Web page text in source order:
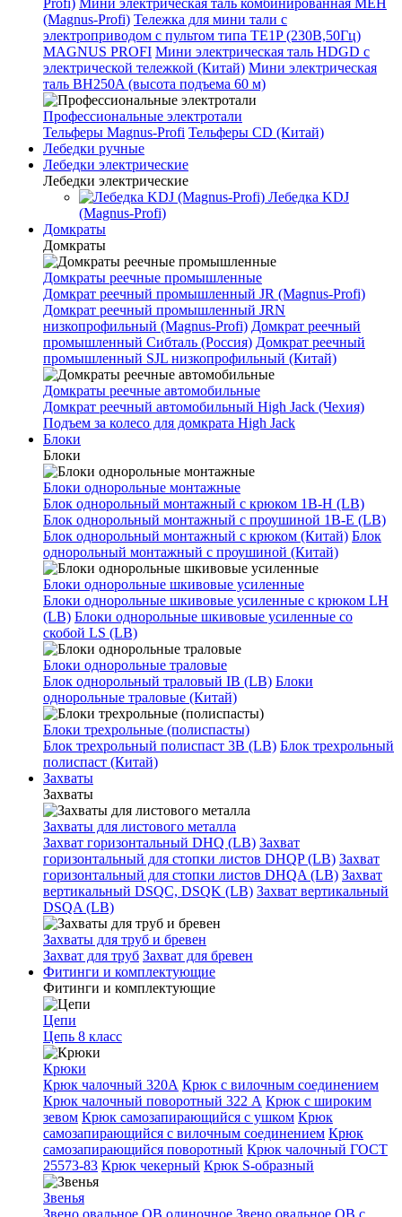
Profi) Мини электрическая таль комбинированная МЕН
(Magnus-Profi) Тележка для мини тали с
электроприводом с пультом типа TE1P (230В,50Гц)
MAGNUS PROFI Мини электрическая таль HDGD с
электрической тележкой (Китай) Мини электрическая
таль BH250A (высота подъема 60 м)
Профессиональные электротали
Тельферы Magnus-Profi Тельферы CD (Китай)
Лебедки ручные
Лебедки электрические
Лебедки электрические
Лебедка KDJ
(Magnus-Profi)
Домкраты
Домкраты
Домкраты реечные промышленные
Домкрат реечный промышленный JR (Magnus-Profi)
Домкрат реечный промышленный JRN
низкопрофильный (Magnus-Profi) Домкрат реечный
промышленный Сибталь (Россия) Домкрат реечный
промышленный SJL низкопрофильный (Китай)
Домкраты реечные автомобильные
Домкрат реечный автомобильный High Jack (Чехия)
Подъем за колесо для домкрата High Jack
Блоки
Блоки
Блоки однорольные монтажные
Блок однорольный монтажный с крюком 1B-H (LB)
Блок однорольный монтажный с проушиной 1B-E (LB)
Блок однорольный монтажный с крюком (Китай) Блок
однорольный монтажный с проушиной (Китай)
Блоки однорольные шкивовые усиленные
Блоки однорольные шкивовые усиленные с крюком LH
(LB) Блоки однорольные шкивовые усиленные со
скобой LS (LB)
Блоки однорольные траловые
Блок однорольный траловый IB (LB) Блоки
однорольные траловые (Китай)
Блоки трехрольные (полиспасты)
Блок трехрольный полиспаст 3B (LB) Блок трехрольный
полиспаст (Китай)
Захваты
Захваты
Захваты для листового металла
Захват горизонтальный DHQ (LB) Захват
горизонтальный для стопки листов DHQP (LB) Захват
горизонтальный для стопки листов DHQA (LB) Захват
вертикальный DSQC, DSQK (LB) Захват вертикальный
DSQA (LB)
Захваты для труб и бревен
Захват для труб Захват для бревен
Фитинги и комплектующие
Фитинги и комплектующие
Цепи
Цепь 8 класс
Крюки
Крюк чалочный 320А Крюк с вилочным соединением
Крюк чалочный поворотный 322 А Крюк с широким
зевом Крюк самозапирающийся с ушком Крюк
самозапирающийся с вилочным соединением Крюк
самозапирающийся поворотный Крюк чалочный ГОСТ
25573-83 Крюк чекерный Крюк S-образный
Звенья
Звено овальное OB одиночное Звено овальное ОВ с